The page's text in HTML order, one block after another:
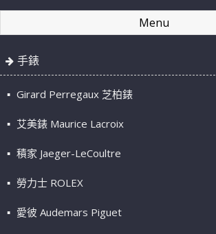
Menu
手錶
Girard Perregaux 芝柏錶
艾美錶 Maurice Lacroix
積家 Jaeger-LeCoultre
勞力士 ROLEX
愛彼 Audemars Piguet